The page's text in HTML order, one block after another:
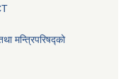
मन्त्रिपरिषद्को